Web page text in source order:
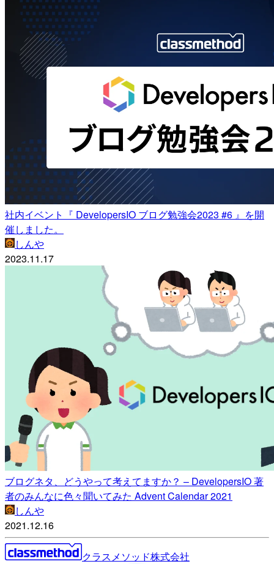
社内イベント『 DevelopersIO ブログ勉強会2023 #6 』を開
催しました。
しんや
2023.11.17
ブログネタ、どうやって考えてますか？ – DevelopersIO 著
者のみんなに色々聞いてみた Advent Calendar 2021
しんや
2021.12.16
クラスメソッド株式会社